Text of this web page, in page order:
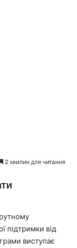
2 хвилин для читання
підтримки від
виступає